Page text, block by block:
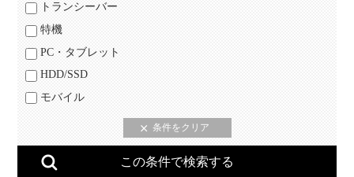
トランシーバー
特機
PC・タブレット
HDD/SSD
モバイル